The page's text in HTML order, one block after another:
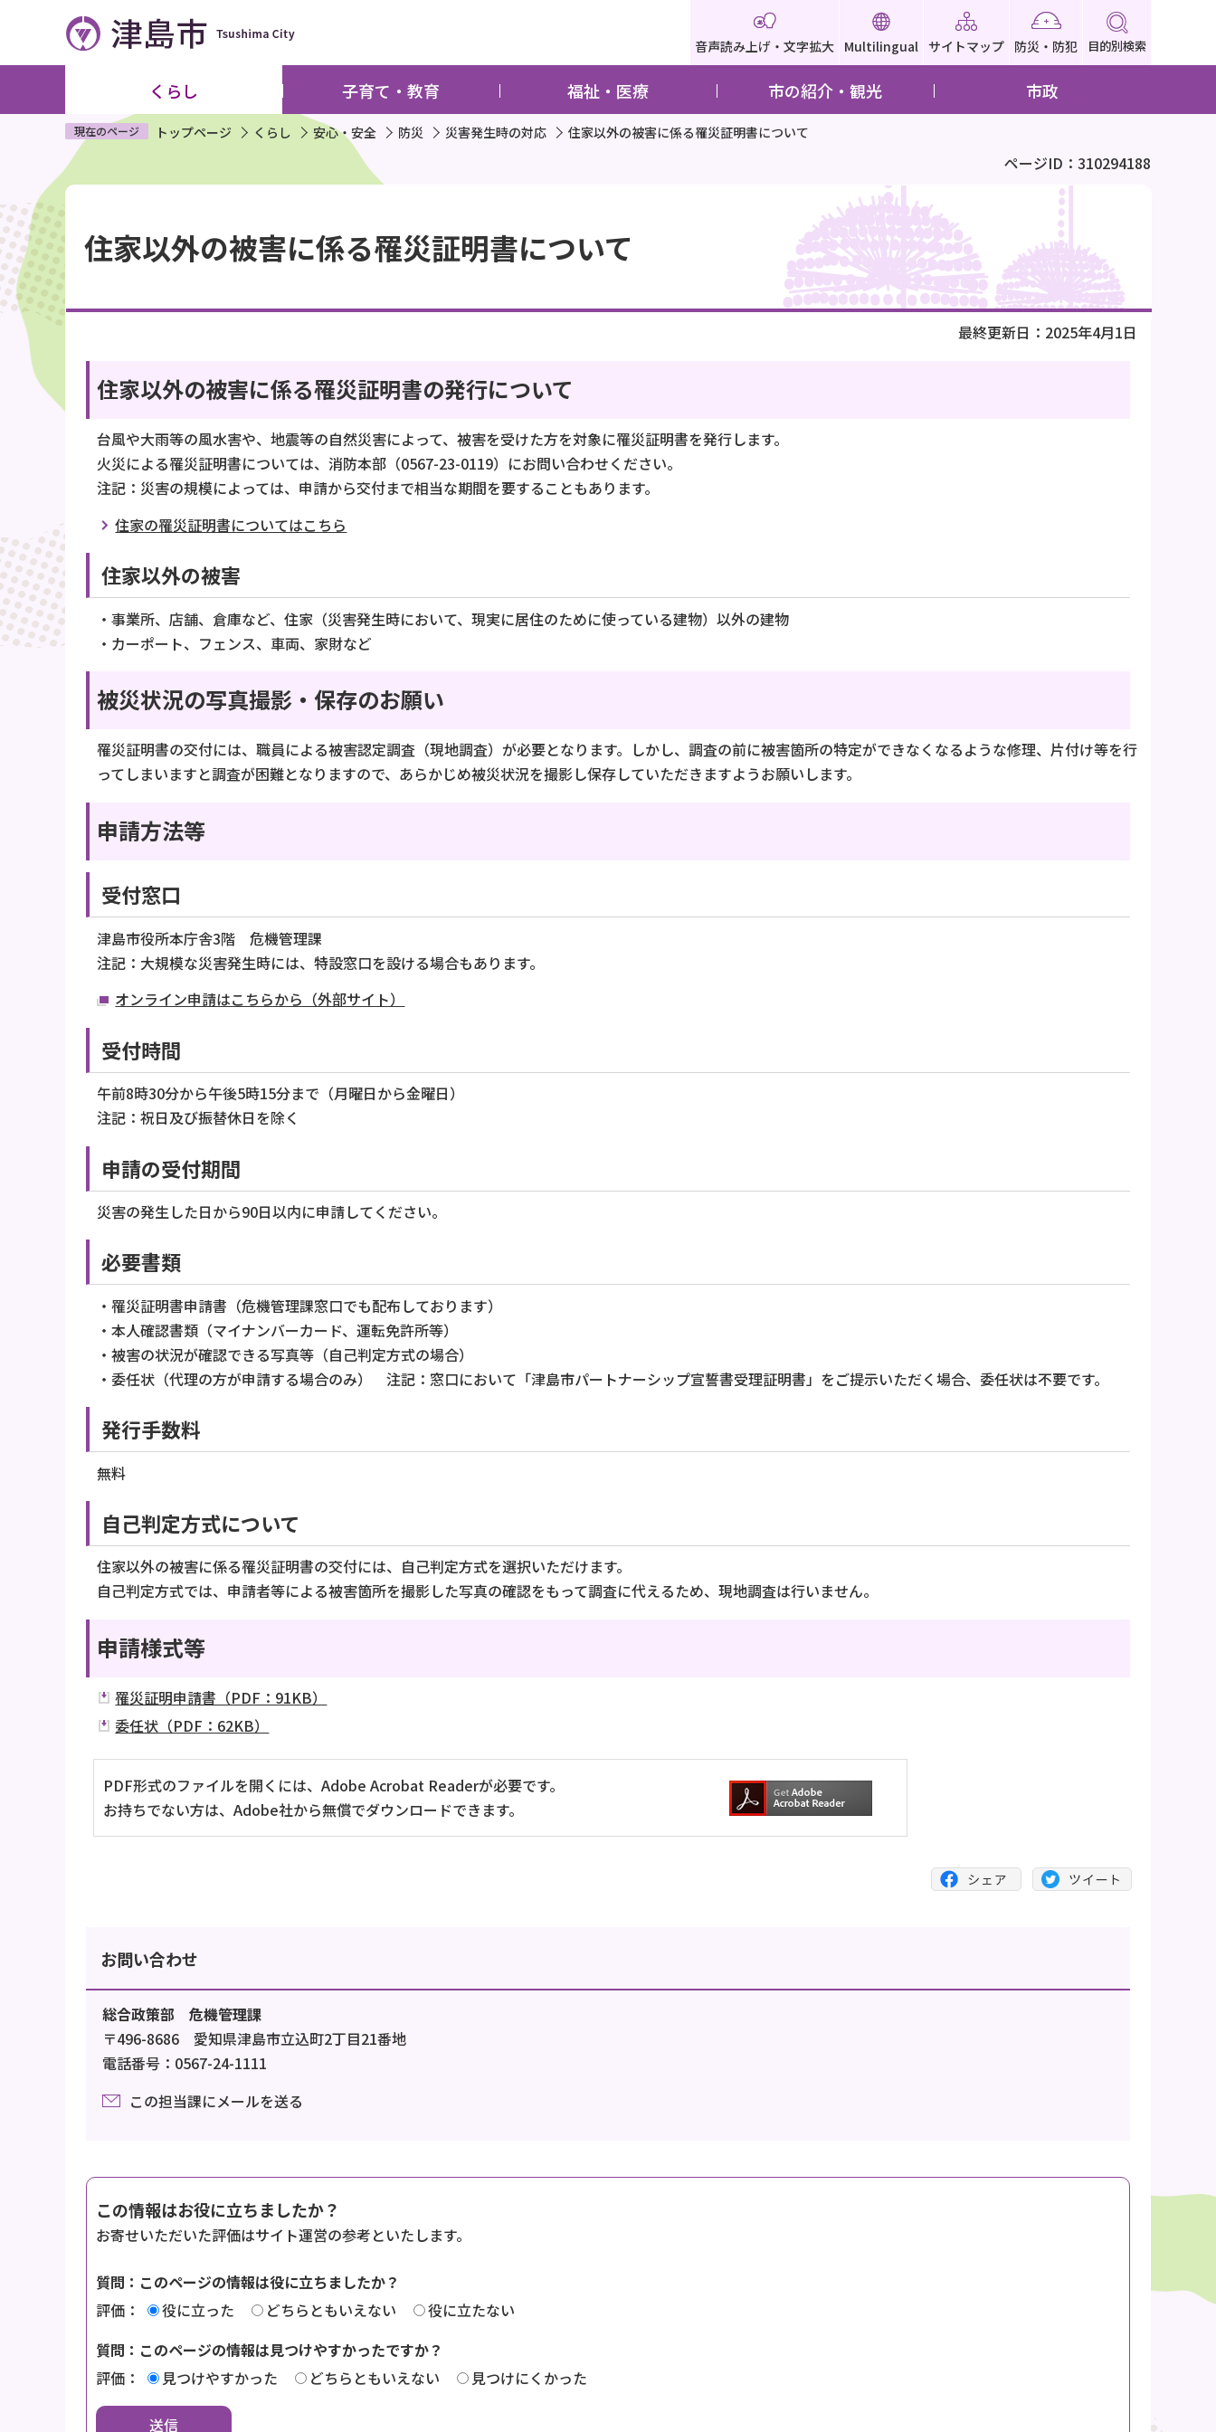
ペ
ジ
で
す
音声読み上げ・文字拡大 Multilingual サイトマップ 防災・防犯 目的別検索
くらし 子育て・教育 福祉・医療 市の紹介・観光 市政
現在のページ トップページ くらし 安心・安全 防災 災害発生時の対応 住家以外の被害に係る罹災証明書について
ページID：310294188
文
こ
こ
か
ら
住家以外の被害に係る罹災証明書について
最終更新日：2025年4月1日
住家以外の被害に係る罹災証明書の発行について
台風や大雨等の風水害や、地震等の自然災害によって、被害を受けた方を対象に罹災証明書を発行します。
火災による罹災証明書については、消防本部（0567-23-0119）にお問い合わせください。
注記：災害の規模によっては、申請から交付まで相当な期間を要することもあります。
住家の罹災証明書についてはこちら
住家以外の被害
・事業所、店舗、倉庫など、住家（災害発生時において、現実に居住のために使っている建物）以外の建物
・カーポート、フェンス、車両、家財など
被災状況の写真撮影・保存のお願い
罹災証明書の交付には、職員による被害認定調査（現地調査）が必要となります。しかし、調査の前に被害箇所の特定ができなくなるような修理、片付け等を行
ってしまいますと調査が困難となりますので、あらかじめ被災状況を撮影し保存していただきますようお願いします。
申請方法等
受付窓口
津島市役所本庁舎3階 危機管理課
注記：大規模な災害発生時には、特設窓口を設ける場合もあります。
オンライン申請はこちらから（外部サイト）
受付時間
午前8時30分から午後5時15分まで（月曜日から金曜日）
注記：祝日及び振替休日を除く
申請の受付期間
災害の発生した日から90日以内に申請してください。
必要書類
・罹災証明書申請書（危機管理課窓口でも配布しております）
・本人確認書類（マイナンバーカード、運転免許所等）
・被害の状況が確認できる写真等（自己判定方式の場合）
・委任状（代理の方が申請する場合のみ） 注記：窓口において「津島市パートナーシップ宣誓書受理証明書」をご提示いただく場合、委任状は不要です。
発行手数料
無料
自己判定方式について
住家以外の被害に係る罹災証明書の交付には、自己判定方式を選択いただけます。
自己判定方式では、申請者等による被害箇所を撮影した写真の確認をもって調査に代えるため、現地調査は行いません。
申請様式等
罹災証明申請書（PDF：91KB）
委任状（PDF：62KB）
PDF形式のファイルを開くには、Adobe Acrobat Readerが必要です。
お持ちでない方は、Adobe社から無償でダウンロードできます。
お問い合わせ
総合政策部 危機管理課
〒496-8686 愛知県津島市立込町2丁目21番地
電話番号：0567-24-1111
この担当課にメールを送る
この情報はお役に立ちましたか？
お寄せいただいた評価はサイト運営の参考といたします。
質問：このページの情報は役に立ちましたか？
評価：
役に立った どちらともいえない
役に立たない
質問：このページの情報は見つけやすかったですか？
評価：
見つけやすかった どちらともいえない 見つけにくかった